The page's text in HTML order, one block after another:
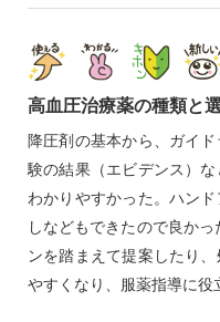
高血圧治療薬の種類と
降圧剤の基本から、ガイ
験の結果（エビデンス）な
わかりやすかった。ハン
しなどもできたので良か
ンを踏まえて提案したり
やすくなり、服薬指導に役